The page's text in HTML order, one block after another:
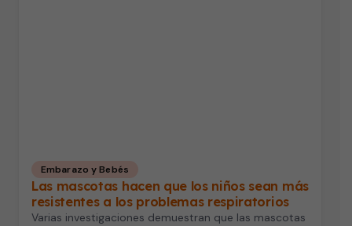
Embarazo y Bebés
Las mascotas hacen que los niños sean más
resistentes a los problemas respiratorios
Varias investigaciones demuestran que las mascotas